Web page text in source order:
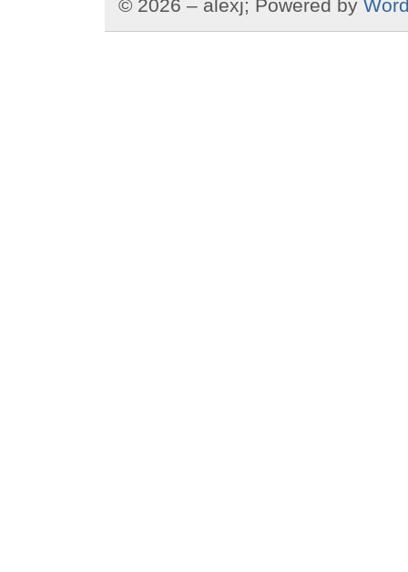
© 2026 – alexj; Powered by